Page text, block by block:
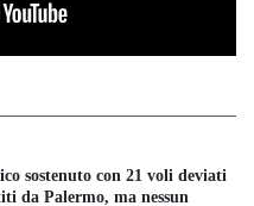
sostenuto con 21 voli deviati
da Palermo, ma nessun